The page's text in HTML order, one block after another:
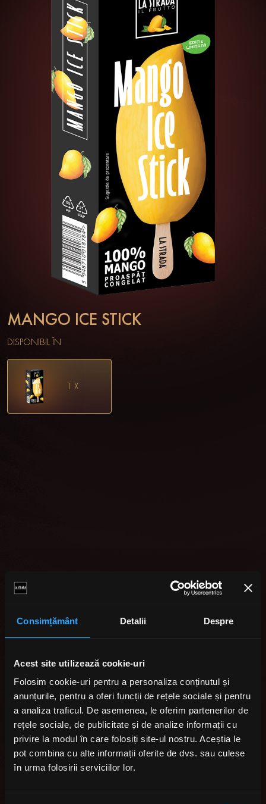
Consimțământ Detalii Despre
Acest site utilizează cookie-uri
Folosim cookie-uri pentru a personaliza conținutul și
anunțurile, pentru a oferi funcții de rețele sociale și pentru
a analiza traficul. De asemenea, le oferim partenerilor de
rețele sociale, de publicitate și de analize informații cu
privire la modul în care folosiți site-ul nostru. Aceștia le
pot combina cu alte informații oferite de dvs. sau culese
în urma folosirii serviciilor lor.
MANGO ICE STICK
DISPONIBIL ÎN
1 X